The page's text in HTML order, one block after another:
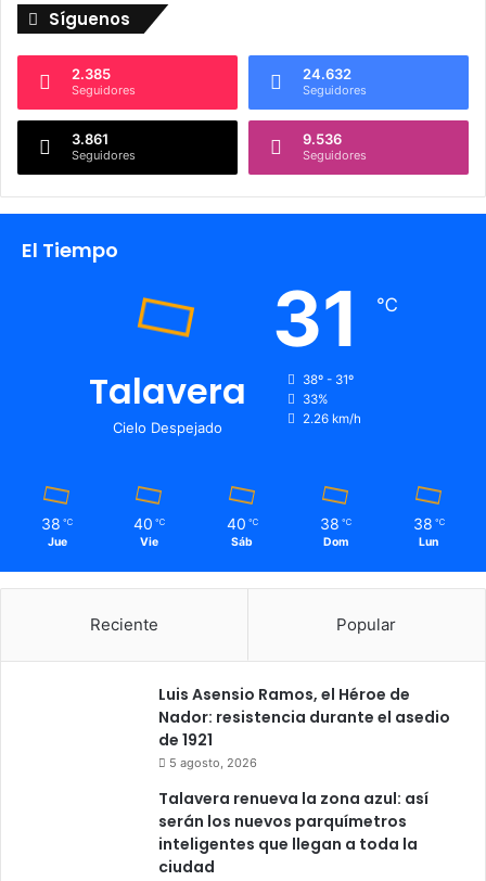
Síguenos
2.385
Seguidores
24.632
Seguidores
3.861
Seguidores
9.536
Seguidores
El Tiempo
Talavera
Cielo Despejado
31 ℃
38º - 31º
33%
2.26 km/h
38 ℃
Jue
40 ℃
Vie
40 ℃
Sáb
38 ℃
Dom
38 ℃
Lun
Reciente Popular
Luis Asensio Ramos, el Héroe de
Nador: resistencia durante el asedio
de 1921
5 agosto, 2026
Talavera renueva la zona azul: así
serán los nuevos parquímetros
inteligentes que llegan a toda la
ciudad